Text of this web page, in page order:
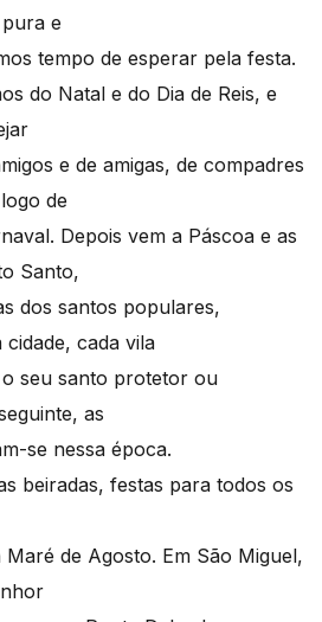
e
tempo de esperar pela festa.
do Natal e do Dia de Reis, e
e de amigas, de compadres
de
Depois vem a Páscoa e as
Santo,
dos santos populares,
cada vila
seu santo protetor ou
as
se nessa época.
beiradas, festas para todos os
de Agosto. Em São Miguel,